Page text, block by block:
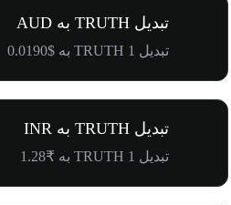
تبدیل TRUTH به AUD
تبدیل 1 TRUTH به $0.0190
تبدیل TRUTH به INR
تبدیل 1 TRUTH به ₹1.28